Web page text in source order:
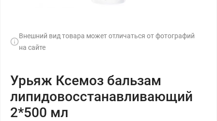
Внешний вид товара может отличаться от фотографий
на сайте
Урьяж Ксемоз бальзам
липидовосстанавливающий
2*500 мл